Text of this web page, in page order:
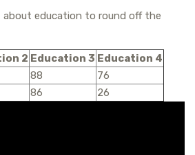
education to round off the
2 Education 3 Education 4
88
76
86 26